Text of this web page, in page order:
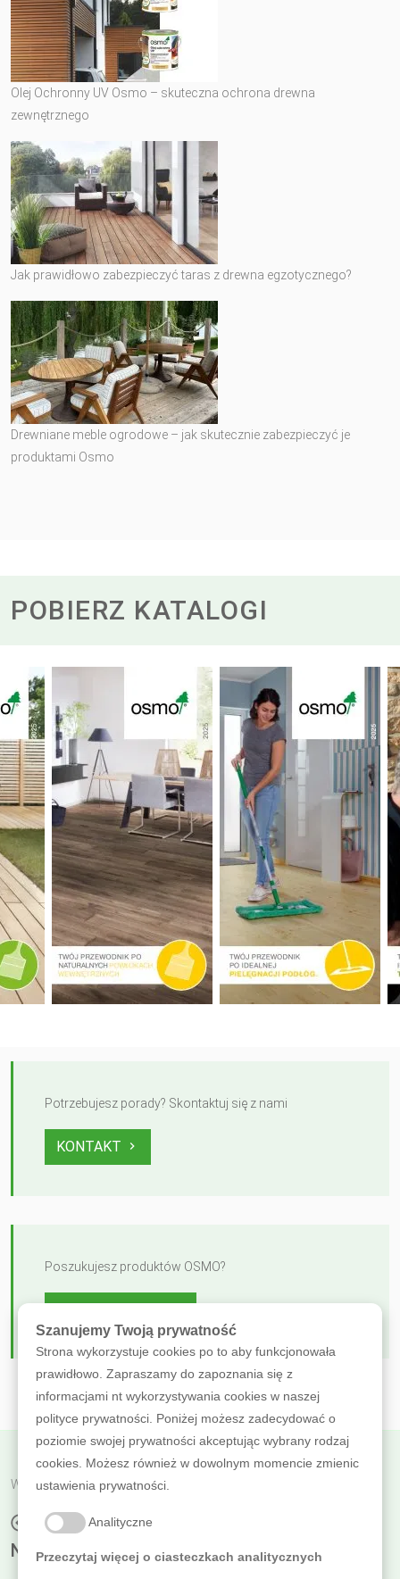
Olej Ochronny UV Osmo – skuteczna ochrona drewna
zewnętrznego
Jak prawidłowo zabezpieczyć taras z drewna egzotycznego?
Drewniane meble ogrodowe – jak skutecznie zabezpieczyć je
produktami Osmo
POBIERZ KATALOGI
Potrzebujesz porady? Skontaktuj się z nami
KONTAKT
Poszukujesz produktów OSMO?
Wróć do poprzedniej
KOLOROWA WIOSNA: SUPER PROMOCJA
NA OLEJE LAZUROWE!
Szanujemy Twoją prywatność
Strona wykorzystuje cookies po to aby funkcjonowała
prawidłowo. Zapraszamy do zapoznania się z
informacjami nt wykorzystywania cookies w naszej
polityce prywatności. Poniżej możesz zadecydować o
poziomie swojej prywatności akceptując wybrany rodzaj
cookies. Możesz również w dowolnym momencie zmienic
ustawienia prywatności.
Analityczne
Przeczytaj więcej o ciasteczkach analitycznych